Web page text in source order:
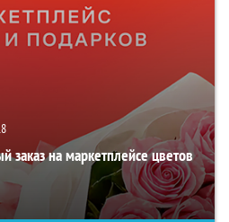
заказ на маркетплейсе цветов